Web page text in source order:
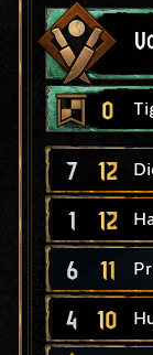
0
7 12
1 12
6 11
4 10